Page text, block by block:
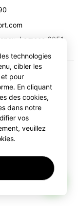
Larnaca 6051
technologies
cibler les
pour
En cliquant
des cookies,
dans notre
vos
veuillez
AI